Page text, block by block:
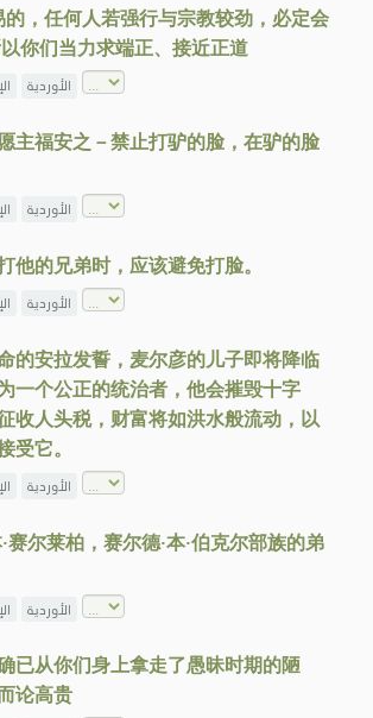
，任何人若强行与宗教较劲，必定会
你们当力求端正、接近正道
الأوردية
主福安之－禁止打驴的脸，在驴的脸
الأوردية
他的兄弟时，应该避免打脸。
الأوردية
的安拉发誓，麦尔彦的儿子即将降临
一个公正的统治者，他会摧毁十字
收人头税，财富将如洪水般流动，以
受它。
الأوردية
赛尔莱柏，赛尔德·本·伯克尔部族的弟
الأوردية
已从你们身上拿走了愚昧时期的陋
论高贵